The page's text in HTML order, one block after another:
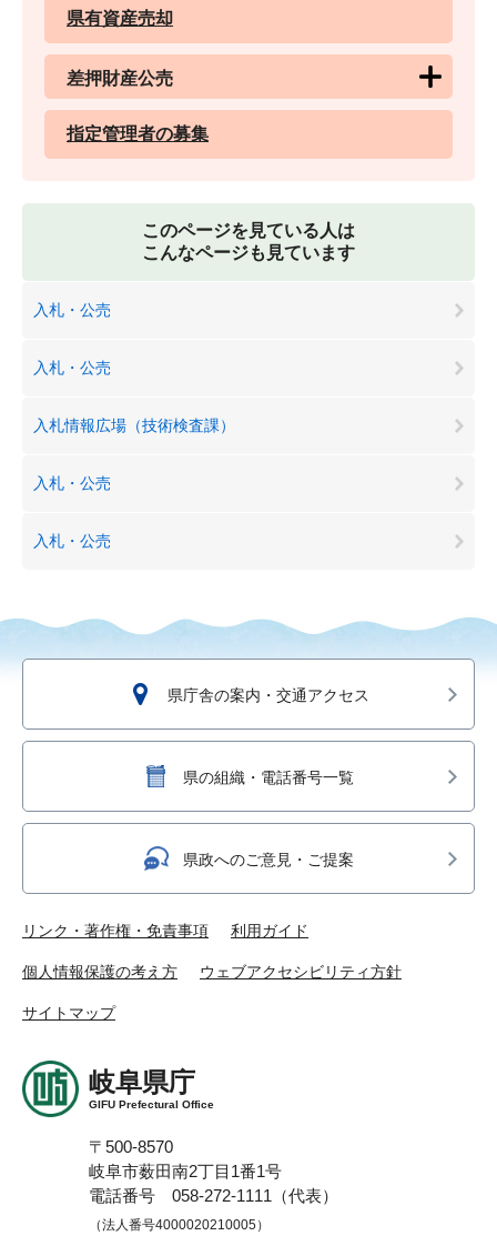
県有資産売却
差押財産公売
指定管理者の募集
このページを見ている人は
こんなページも見ています
入札・公売
入札・公売
入札情報広場（技術検査課）
入札・公売
入札・公売
県庁舎の案内・交通アクセス
県の組織・電話番号一覧
県政へのご意見・ご提案
リンク・著作権・免責事項 利用ガイド
個人情報保護の考え方 ウェブアクセシビリティ方針
サイトマップ
岐阜県庁
GIFU Prefectural Office
〒500-8570
岐阜市薮田南2丁目1番1号
電話番号 058-272-1111（代表）
（法人番号4000020210005）